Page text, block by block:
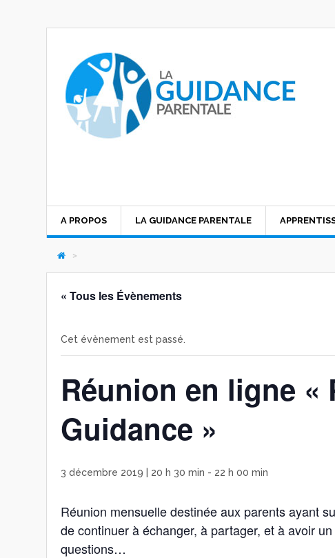
A PROPOS LA GUIDANCE PARENTALE
>
« Tous les Évènements
Cet évènement est passé.
Réunion en ligne «
Guidance »
3 décembre 2019 | 20 h 30 min - 22 h 00 min
Réunion mensuelle destinée aux parents ayant
de continuer à échanger, à partager, et à avoir
questions…